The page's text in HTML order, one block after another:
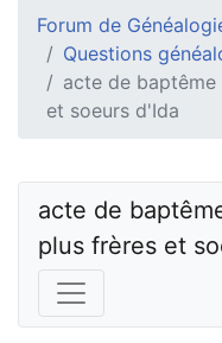
Forum de
Questions
acte de
et soeurs d'Ida
acte de
plus frères et